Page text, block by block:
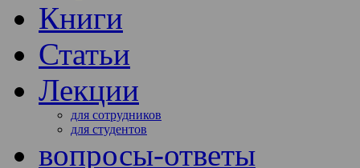
Книги
Статьи
Лекции
для сотрудников
для студентов
вопросы-ответы